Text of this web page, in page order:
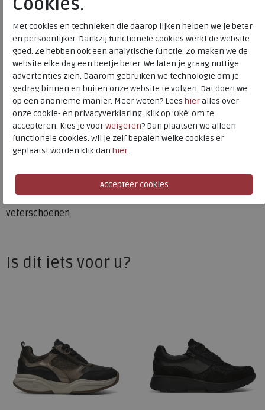
Xsensible Stretchwalker
Toon alles vanXsensible Stretchwalker
Naar allesneakers / veterschoenen
veterschoenen
Bestelcode
Kleur
Black
Materiaal
Leer
Wijdtemaat
g
Uitneembaar voetbed
ja
Is dit iets voor u?
Met cookies en technieken die daarop lijken helpen we je beter
en persoonlijker. Dankzij functionele cookies werkt de website
goed. Ze hebben ook een analytische functie. Zo maken we de
website elke dag een beetje beter. We laten je graag nuttige
advertenties zien. Daarom gebruiken we technologie om je
gedrag binnen en buiten onze website te volgen. Dat doen we
op een anonieme manier. Meer weten? Lees hieralles over
onze cookie- en privacyverklaring. Klik op 'Oké' om te
accepteren. Kies je voorweigeren? Dan plaatsen we alleen
functionele cookies. Wil je zelf bepalen welke cookies er
geplaatst worden klik dan hier.